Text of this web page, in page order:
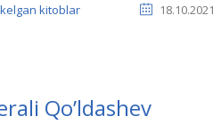
kitoblar
Qo’ldashev